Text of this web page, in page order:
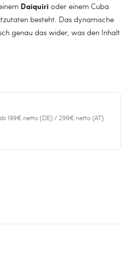
Daiquiri oder einem Cuba
besteht. Das dynamische
genau das wider, was den Inhalt
199€ netto (DE) / 299€ netto (AT).